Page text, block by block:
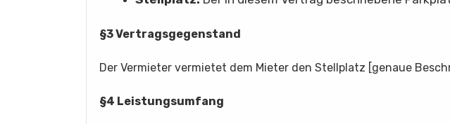
§3 Vertragsgegenstand
Der Vermieter vermietet dem Mieter den Stellplatz [genaue
§4 Leistungsumfang